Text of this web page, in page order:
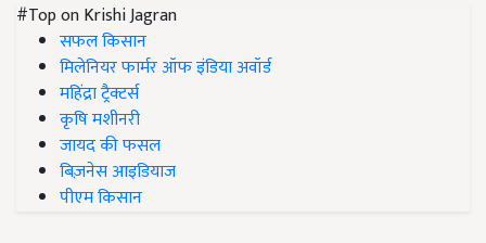
#Top on Krishi Jagran
सफल किसान
मिलेनियर फार्मर ऑफ इंडिया अवॉर्ड
महिंद्रा ट्रैक्टर्स
कृषि मशीनरी
जायद की फसल
बिज़नेस आइडियाज
पीएम किसान